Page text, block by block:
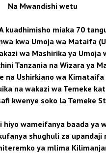
Na Mwandishi wetu
kuadhimisho miaka 70
kwa Umoja wa Mataifa
wa Mashirika ya Umoja
Tanzania na Wizara ya
na Ushirkiano wa Kimataifa
na wakazi wa Temeke
kwenye soko la Temeke
hiyo wameifanya baada ya
shughuli za upandaji
ya mlima